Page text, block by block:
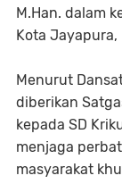
M.Han. dalam
Kota
Menurut
diberikan
kepada SD
menjaga
masyarakat